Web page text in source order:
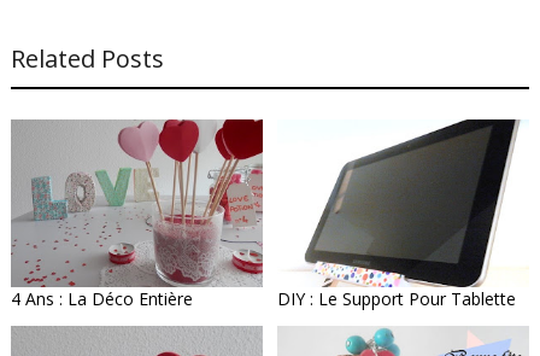
Related Posts
4 Ans : La Déco Entière DIY : Le Support Pour Tablette